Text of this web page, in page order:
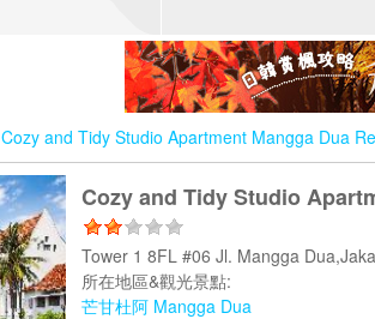
Cozy and Tidy Studio Apartment Mangga Dua
Cozy and Tidy Studio
Tower 1 8FL #06 Jl. Mangga
所在地區&觀光景點:
芒甘杜阿 Mangga Dua